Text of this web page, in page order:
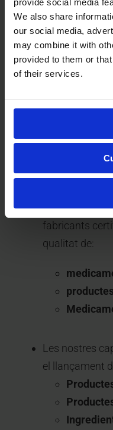
We also share
our social media,
may combine it with
provided to them or
of their services.
lots de
Kymos Group
certificada GMP de
lots i alliberament
Disposem de
Qualificades
fabricants
qualitat de:
Les nostres
el llançament